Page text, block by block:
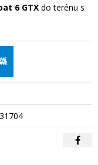
6 GTX do terénu s